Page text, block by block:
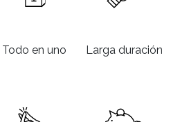
Todo en uno Larga duración